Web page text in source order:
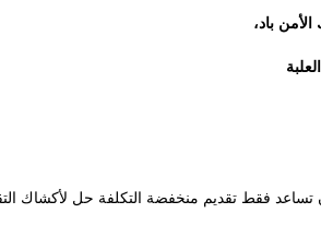
باد،
تساعد فقط تقديم منخفضة التكلفة حل لأكشاك